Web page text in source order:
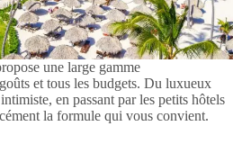
une large gamme
et tous les budgets. Du luxueux
en passant par les petits hôtels
la formule qui vous convient.